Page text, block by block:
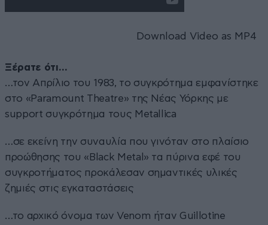
Download Video as MP4
Ξέρατε ότι…
…τον Απρίλιο του 1983, το συγκρότημα εμφανίστηκε
στο «Paramount Theatre» της Νέας Υόρκης με
support συγκρότημα τους Metallica
…σε εκείνη την συναυλία που γινόταν στο πλαίσιο
προώθησης του «Black Metal» τα πύρινα εφέ του
συγκροτήματος προκάλεσαν σημαντικές υλικές
ζημιές στις εγκαταστάσεις
…το αρχικό όνομα των Venom ήταν Guillotine